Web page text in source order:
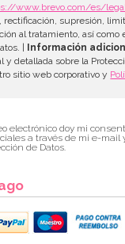
www.brevo.com/es/
rectificación, supresión,
al tratamiento, así como
|
Información
y detallada sobre la
sitio web corporativo y
electrónico doy mi
a través de mi e-mail
de Datos.